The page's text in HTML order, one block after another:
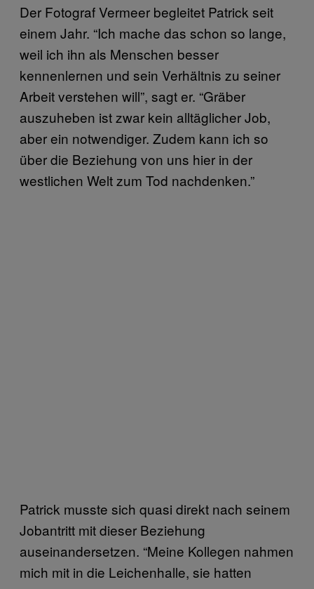
Der Fotograf Vermeer begleitet Patrick seit
einem Jahr. “Ich mache das schon so lange,
weil ich ihn als Menschen besser
kennenlernen und sein Verhältnis zu seiner
Arbeit verstehen will”, sagt er. “Gräber
auszuheben ist zwar kein alltäglicher Job,
aber ein notwendiger. Zudem kann ich so
über die Beziehung von uns hier in der
westlichen Welt zum Tod nachdenken.”
Patrick musste sich quasi direkt nach seinem
Jobantritt mit dieser Beziehung
auseinandersetzen. “Meine Kollegen nahmen
mich mit in die Leichenhalle, sie hatten